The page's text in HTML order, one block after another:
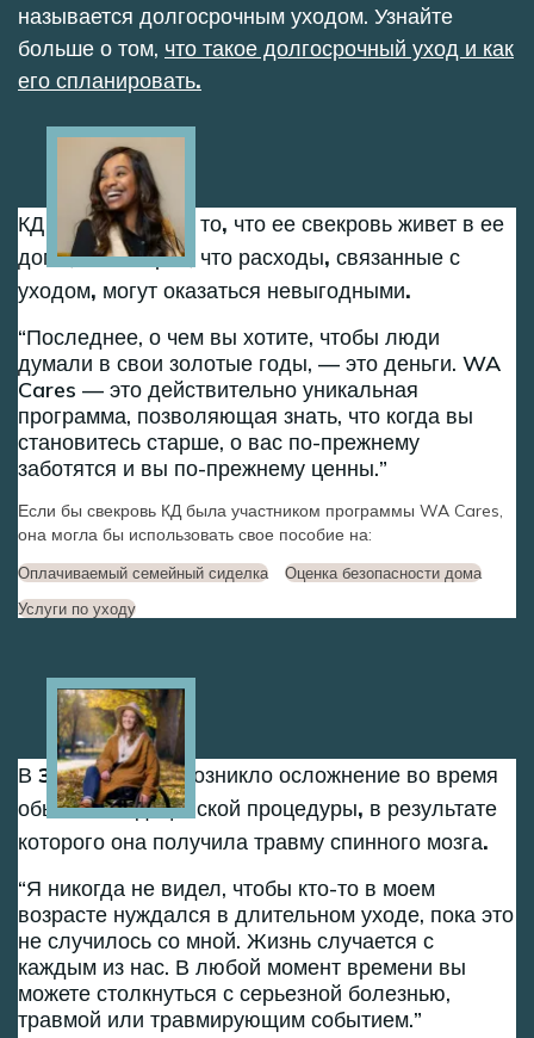
называется долгосрочным уходом. Узнайте
больше о том, что такое долгосрочный уход и как
его спланировать.
КД благодарна за то, что ее свекровь живет в ее
доме, но говорит, что расходы, связанные с
уходом, могут оказаться невыгодными.
Последнее, о чем вы хотите, чтобы люди
думали в свои золотые годы, — это деньги. WA
Cares — это действительно уникальная
программа, позволяющая знать, что когда вы
становитесь старше, о вас по-прежнему
заботятся и вы по-прежнему ценны.
Если бы свекровь КД была участником программы WA Cares,
она могла бы использовать свое пособие на:
Оплачиваемый семейный сиделка
Оценка безопасности дома
Услуги по уходу
Image
В 30 лет у Дэни возникло осложнение во время
обычной медицинской процедуры, в результате
которого она получила травму спинного мозга.
Я никогда не видел, чтобы кто-то в моем
возрасте нуждался в длительном уходе, пока это
не случилось со мной. Жизнь случается с
каждым из нас. В любой момент времени вы
можете столкнуться с серьезной болезнью,
травмой или травмирующим событием.
Image